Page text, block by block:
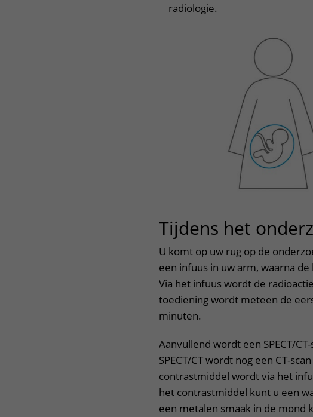
radiologie.
Tijdens het
U komt op uw rug op de
een infuus in uw arm, waarna
Via het infuus wordt de
toediening wordt meteen de
minuten.
Aanvullend wordt een SPECT/
SPECT/CT wordt nog een CT-
contrastmiddel wordt via het
het contrastmiddel kunt u een
een metalen smaak in de mond